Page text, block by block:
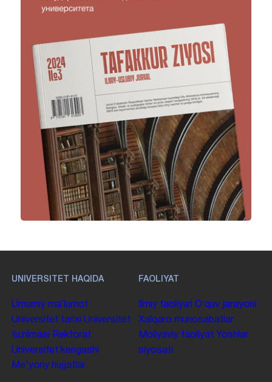
UNIVERSITET HAQIDA
Umumiy maʼlumot
Universitet tarixi Universitet
tuzilmasi
Rektorat
Universitet kengashi
Me'yoriy hujjatlar
FAOLIYAT
Ilmiy faoliyat Oʻquv jarayoni
Xalqaro munosabatlar
Moliyaviy faoliyat Yoshlar
siyosati